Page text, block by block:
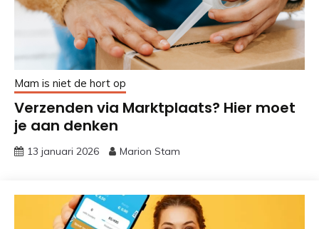
Mam is niet de hort op
Verzenden via Marktplaats? Hier moet
je aan denken
13 januari 2026 Marion Stam